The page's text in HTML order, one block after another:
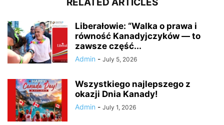
RELATED ARTICLES
Liberałowie: “Walka o prawa i
równość Kanadyjczyków — to
zawsze część...
Admin - July 5, 2026
Wszystkiego najlepszego z
okazji Dnia Kanady!
Admin - July 1, 2026